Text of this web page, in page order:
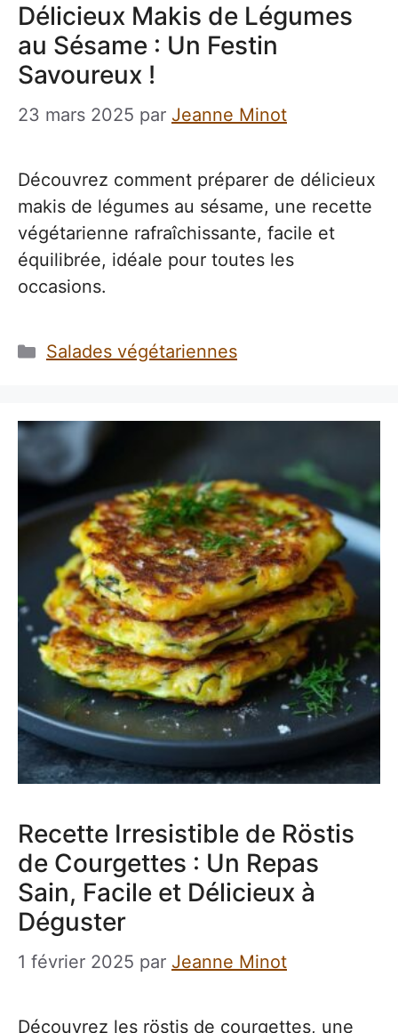
Délicieux Makis de Légumes
au Sésame : Un Festin
Savoureux !
23 mars 2025 par Jeanne Minot
Découvrez comment préparer de délicieux
makis de légumes au sésame, une recette
végétarienne rafraîchissante, facile et
équilibrée, idéale pour toutes les
occasions.
Catégories
Salades végétariennes
Recette Irresistible de Röstis
de Courgettes : Un Repas
Sain, Facile et Délicieux à
Déguster
1 février 2025 par Jeanne Minot
Découvrez les röstis de courgettes, une